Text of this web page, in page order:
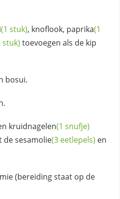
(1 stuk), knoflook, paprika(1
stuk) toevoegen als de kip
bosui.
kruidnagelen(1 snufje)
desesamolie(3 eetlepels) en
(bereiding staat op de